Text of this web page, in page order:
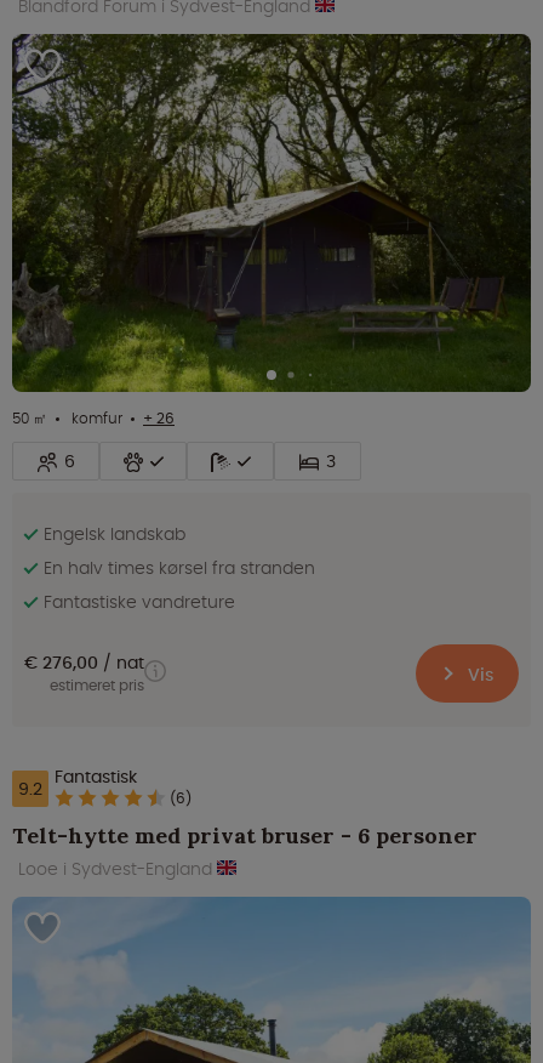
Blandford Forum i Sydvest-England
50 ㎡ komfur + 26
6 3
Engelsk landskab
En halv times kørsel fra stranden
Fantastiske vandreture
€ 276,00 nat
estimeret pris Vis
9.2 Fantastisk
(6)
Telt-hytte med privat bruser - 6 personer
Looe i Sydvest-England